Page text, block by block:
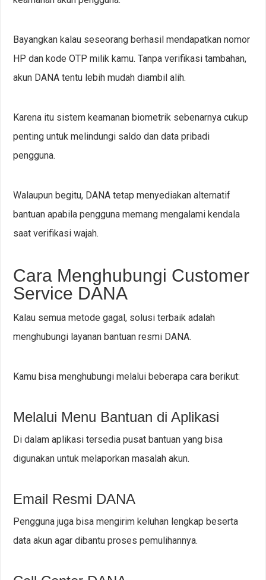
Bayangkan kalau seseorang berhasil mendapatkan nomor
HP dan kode OTP milik kamu. Tanpa verifikasi tambahan,
akun DANA tentu lebih mudah diambil alih.
Karena itu sistem keamanan biometrik sebenarnya cukup
penting untuk melindungi saldo dan data pribadi
pengguna.
Walaupun begitu, DANA tetap menyediakan alternatif
bantuan apabila pengguna memang mengalami kendala
saat verifikasi wajah.
Cara Menghubungi Customer
Service DANA
Kalau semua metode gagal, solusi terbaik adalah
menghubungi layanan bantuan resmi DANA.
Kamu bisa menghubungi melalui beberapa cara berikut:
Melalui Menu Bantuan di Aplikasi
Di dalam aplikasi tersedia pusat bantuan yang bisa
digunakan untuk melaporkan masalah akun.
Email Resmi DANA
Pengguna juga bisa mengirim keluhan lengkap beserta
data akun agar dibantu proses pemulihannya.